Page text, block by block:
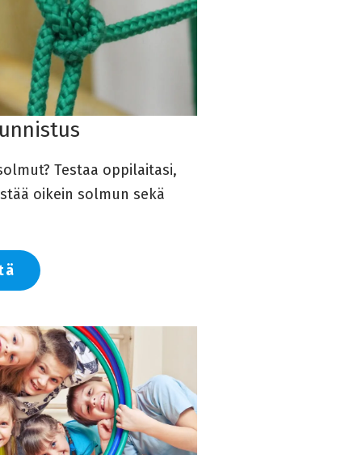
Testaa oppilaitasi,
oikein solmun sekä